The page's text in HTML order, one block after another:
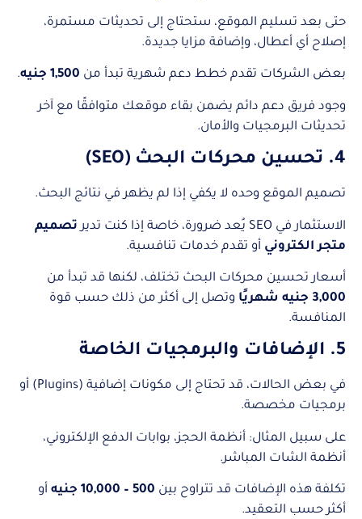
حتى بعد تسليم الموقع، ستحتاج إلى تحديثات مستمرة،
إصلاح أي أعطال، وإضافة مزايا جديدة.
بعض الشركات تقدم خطط دعم شهرية تبدأ من 1,500 جنيه .
وجود فريق دعم دائم يضمن بقاء موقعك متوافقًا مع آخر
تحديثات البرمجيات والأمان.
4. تحسين محركات البحث (SEO)
تصميم الموقع وحده لا يكفي إذا لم يظهر في نتائج البحث.
الاستثمار في SEO يُعد ضرورة، خاصة إذا كنت تدير
تصميم
متجر الكتروني أو تقدم خدمات تنافسية.
أسعار تحسين محركات البحث تختلف، لكنها قد تبدأ من
3,000 جنيه شهريًا
وتصل إلى أكثر من ذلك حسب قوة
المنافسة.
5. الإضافات والبرمجيات الخاصة
في بعض الحالات، قد تحتاج إلى مكونات إضافية (Plugins) أو
برمجيات مخصصة.
على سبيل المثال: أنظمة الحجز، بوابات الدفع الإلكتروني،
أنظمة الشات المباشر.
تكلفة هذه الإضافات قد تتراوح بين 500 – 10,000 جنيه
أو
أكثر حسب التعقيد.